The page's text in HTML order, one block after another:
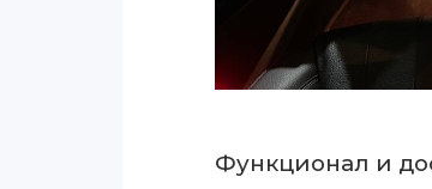
Функционал и